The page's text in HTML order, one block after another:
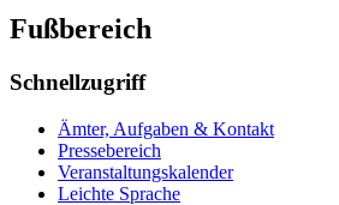
Fußbereich
Schnellzugriff
Ämter, Aufgaben & Kontakt
Pressebereich
Veranstaltungskalender
Leichte Sprache